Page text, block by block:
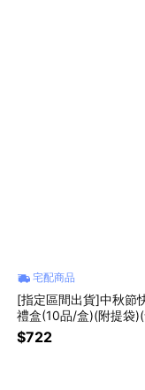
宅配商品
[指定區間出貨]中秋節
禮盒(10品/盒)(附提袋
禮品
$722